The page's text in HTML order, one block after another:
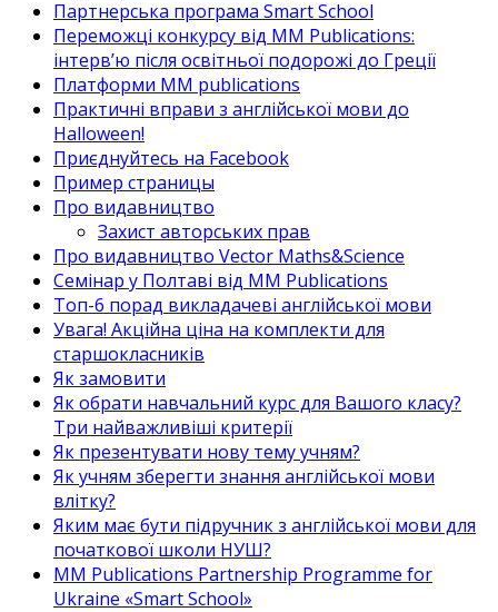
Партнерська програма Smart School
Переможці конкурсу від MM Publications:
інтерв’ю після освітньої подорожі до Греції
Платформи MM publications
Практичні вправи з англійської мови до
Halloween!
Приєднуйтесь на Facebook
Пример страницы
Про видавництво
Захист авторських прав
Про видавництво Vector Maths&Science
Семінар у Полтаві від MM Publications
Топ-6 порад викладачеві англійської мови
Увага! Акційна ціна на комплекти для
старшокласників
Як замовити
Як обрати навчальний курс для Вашого класу?
Три найважливіші критерії
Як презентувати нову тему учням?
Як учням зберегти знання англійської мови
влітку?
Яким має бути підручник з англійської мови для
початкової школи НУШ?
MM Publications Partnership Programme for
Ukraine «Smart School»